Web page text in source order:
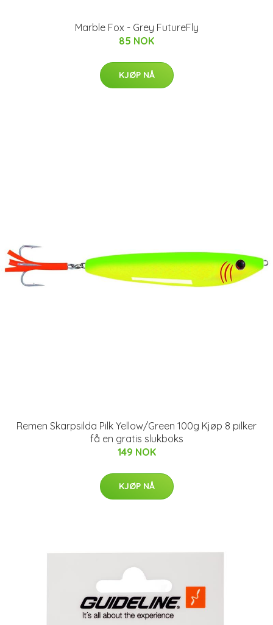
Marble Fox - Grey FutureFly
85 NOK
KJØP NÅ
Remen Skarpsilda Pilk Yellow/Green 100g Kjøp 8 pilker
få en gratis slukboks
149 NOK
KJØP NÅ